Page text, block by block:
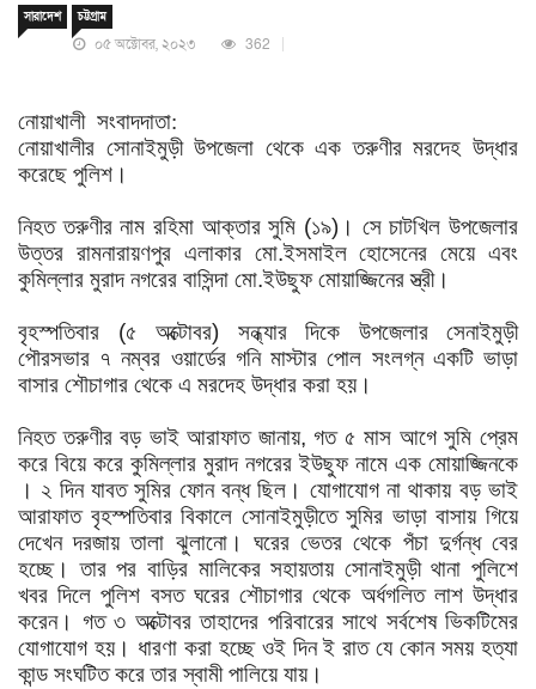
সারাদেশ চট্টগ্রাম
০৫ অক্টোবর, ২০২৩ 362
নোয়াখালী সংবাদদাতা:
নোয়াখালীর সোনাইমুড়ী উপজেলা থেকে এক তরুণীর মরদেহ উদ্ধার
করেছে পুলিশ।
নিহত তরুণীর নাম রহিমা আক্তার সুমি (১৯) । সে চাটখিল উপজেলার
উত্তর রামনারায়ণপুর এলাকার মো.ইসমাইল হোসেনের মেয়ে এবং
কুমিল্লার মুরাদ নগরের বাসিন্দা মো.ইউছুফ মোয়াজ্জিনের স্ত্রী।
বৃহস্পতিবার (৫ অক্টোবর) সন্ধ্যার দিকে উপজেলার
সেনাইমুড়ী
পৌরসভার ৭ নম্বর ওয়ার্ডের গনি মাস্টার পোল সংলগ্ন একটি ভাড়া
বাসার শৌচাগার থেকে এ মরদেহ উদ্ধার করা হয়।
নিহত তরুণীর বড় ভাই আরাফাত জানায়, গত ৫ মাস আগে সুমি প্রেম
করে বিয়ে করে কুমিল্লার মুরাদ নগরের ইউছুফ নামে এক মোয়াজ্জিনকে
। ২ দিন যাবত সুমির ফোন বন্ধ ছিল। যোগাযোগ না থাকায় বড় ভাই
আরাফাত বৃহস্পতিবার বিকালে সোনাইমুড়ীতে সুমির ভাড়া বাসায় গিয়ে
দেখেন দরজায় তালা ঝুলানো। ঘরের ভেতর থেকে পঁচা দুর্গন্ধ বের
হচ্ছে।
তার পর বাড়ির মালিকের সহায়তায় সোনাইমুড়ী থানা পুলিশে
খবর দিলে পুলিশ বসত ঘরের শৌচাগার থেকে অর্ধগলিত লাশ উদ্ধার
করেন।
গত ৩ অক্টোবর তাহাদের পরিবারের সাথে সর্বশেষ ভিকটিমের
যোগাযোগ হয়। ধারণা করা হচ্ছে ওই দিন ই রাত যে কোন সময় হত্যা
কান্ড সংঘটিত করে তার স্বামী পালিয়ে যায়।